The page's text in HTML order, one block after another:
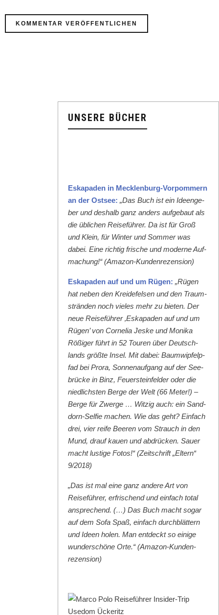
UNSERE BÜCHER
Eska­paden in Meck­len­burg-Vor­pom­mern
an der Ost­see: „Das Buch ist ein Ideenge­
ber und deshalb ganz anders aufge­baut als
die üblichen Reise­führer. Da ist für Groß
und Klein, für Win­ter und Som­mer was
dabei. Eine richtig frische und mod­erne Auf­
machung!“ (Ama­zon-Kun­den­rezen­sion)
Eska­paden auf und um Rügen: „Rügen
hat neben den Krei­de­felsen und den Traum­
strän­den noch vieles mehr zu bieten. Der
neue Reise­führer ‚Eska­paden auf und um
Rügen’ von Cor­nelia Jeske und Moni­ka
Rößiger führt in 52 Touren über Deutsch­
lands größte Insel. Mit dabei: Baumwipfelp­
fad bei Pro­ra, Son­nenauf­gang auf der See­
brücke in Binz, Feuer­ste­in­felder oder die
niedlich­sten Berge der Welt (66 Meter!) –
Berge für Zwerge … Witzig auch: ein Sand­
dorn-Self­ie machen. Wie das geht? Ein­fach
drei, vier reife Beeren vom Strauch in den
Mund, drauf kauen und abdrück­en. Sauer
macht lustige Fotos!“ (Zeitschrift „Eltern“
9/2018)
„Das ist mal eine ganz andere Art von
Reise­führer, erfrischend und ein­fach total
ansprechend. (…) Das Buch macht sog­ar
auf dem Sofa Spaß, ein­fach durch­blät­tern
und Ideen holen. Man ent­deckt so einige
wun­der­schöne Orte.“ (Ama­zon-Kun­den­
rezen­sion)